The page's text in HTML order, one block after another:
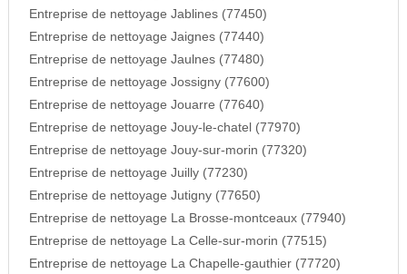
Entreprise de nettoyage Jablines (77450)
Entreprise de nettoyage Jaignes (77440)
Entreprise de nettoyage Jaulnes (77480)
Entreprise de nettoyage Jossigny (77600)
Entreprise de nettoyage Jouarre (77640)
Entreprise de nettoyage Jouy-le-chatel (77970)
Entreprise de nettoyage Jouy-sur-morin (77320)
Entreprise de nettoyage Juilly (77230)
Entreprise de nettoyage Jutigny (77650)
Entreprise de nettoyage La Brosse-montceaux (77940)
Entreprise de nettoyage La Celle-sur-morin (77515)
Entreprise de nettoyage La Chapelle-gauthier (77720)